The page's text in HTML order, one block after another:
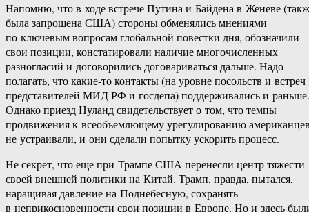
Напомню, что в ходе встрече Путина и Байдена в Женеве
была запрошена США) стороны обменялись мнениями
по ключевым вопросам глобальной повестки дня, обозначили
свои позиции, констатировали наличие многочисленных
разногласий и договорились договариваться дальше. Надо
полагать, что какие-то контакты (на уровне посольств и встреч
представителей МИД РФ и госдепа) поддерживались и раньше.
Однако приезд Нуланд свидетельствует о том, что темпы
продвижения к всеобъемлющему урегулированию
не устраивали, и они сделали попытку ускорить процесс.
Не секрет, что еще при Трампе США перенесли центр тяжести
своей внешней политики на Китай. Трамп, правда, пытался,
наращивая давление на Поднебесную, сохранять
в неприкосновенности свои позиции в Европе. Но и здесь